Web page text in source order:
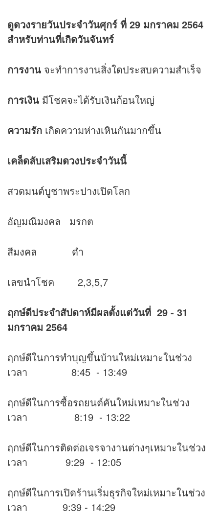
ดูดวงรายวันประจำวันศุกร์ ที่ 29 มกราคม 2564
สำหรับท่านที่เกิดวันจันทร์
การงาน จะทำการงานสิ่งใดประสบความสำเร็จ
การเงิน มีโชคจะได้รับเงินก้อนใหญ่
ความรัก เกิดความห่างเหินกันมากขึ้น
เคล็ดลับเสริมดวงประจำวันนี้
สวดมนต์บูชาพระปางเปิดโลก
อัญมณีมงคล มรกต
สีมงคล ดำ
เลขนำโชค 2,3,5,7
ฤกษ์ดีประจำสัปดาห์มีผลตั้งแต่วันที่ 29 - 31
มกราคม 2564
ฤกษ์ดีในการทำบุญขึ้นบ้านใหม่เหมาะในช่วง
เวลา 8:45 - 13:49
ฤกษ์ดีในการซื้อรถยนต์คันใหม่เหมาะในช่วง
เวลา 8:19 - 13:22
ฤกษ์ดีในการติดต่อเจรจางานต่างๆเหมาะในช่วง
เวลา 9:29 - 12:05
ฤกษ์ดีในการเปิดร้านเริ่มธุรกิจใหม่เหมาะในช่วง
เวลา 9:39 - 14:29